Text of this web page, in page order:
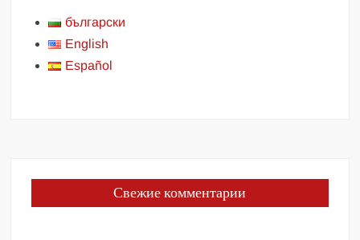
български
English
Español
Свежие комментарии